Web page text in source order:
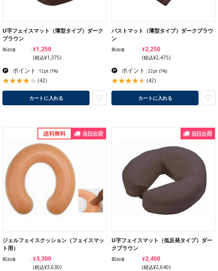
U字フェイスマット（薄型タイプ）ダーク
ブラウン
BG卸価 ¥1,250
(税込¥1,375)
ポイント : 12pt (1%)
(42)
カートに入れる
バストマット（薄型タイプ）ダークブラウ
ン
BG卸価 ¥2,250
(税込¥2,475)
ポイント : 22pt (1%)
(42)
カートに入れる
ジェルフェイスクッション（フェイスマッ
ト用）
BG卸価 ¥3,300
(税込¥3,630)
U字フェイスマット（低反発タイプ）ダー
クブラウン
BG卸価 ¥2,400
(税込¥2,640)